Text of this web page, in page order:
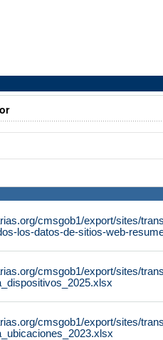
cmsgob1/export/sites/
los-datos-de-sitios-web-
cmsgob1/export/sites/
cmsgob1/export/sites/